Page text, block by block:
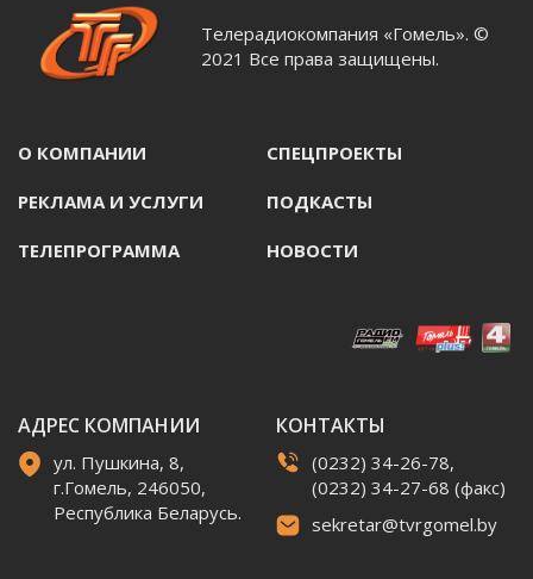
Телерадиокомпания «Гомель». ©
2021 Все права защищены.
О КОМПАНИИ СПЕЦПРОЕКТЫ
РЕКЛАМА И УСЛУГИ ПОДКАСТЫ
ТЕЛЕПРОГРАММА НОВОСТИ
АДРЕС КОМПАНИИ
ул. Пушкина, 8,
г.Гомель, 246050,
Республика Беларусь.
КОНТАКТЫ
(0232) 34-26-78,
(0232) 34-27-68 (факс)
sekretar@tvrgomel.by